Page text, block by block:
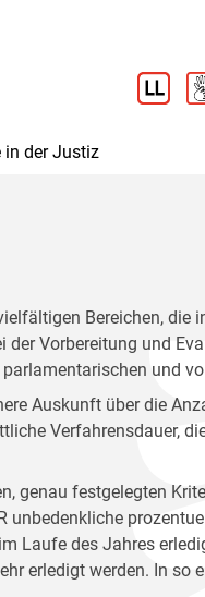
in der Justiz
Bereichen, die
Vorbereitung und
und
Auskunft über die
Verfahrensdauer,
genau festgelegten
unbedenkliche
Laufe des Jahres
erledigt werden. In so